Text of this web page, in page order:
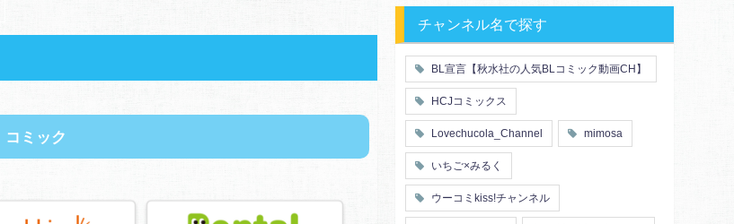
コミック
エリート・ハイスぺ
極道
芸能人
王子様
ヤンキー・不良
人外
同期
店長・店員
先生
幼馴染
漫画家・作家
セフレ
お色気
初体験
調教
花嫁
義兄弟姉妹
初恋
スーツ
片思い
人妻
主従関係
婚約者
不器用
秘密の関係
甘エロ
フェチ
メイド
恋人
チャンネル名で探す
BL宣言【秋水社の人気BLコミック動画CH】
HCJコミックス
Lovechucola_Channel mimosa
いちご×みるく
ウーコミkiss!チャンネル